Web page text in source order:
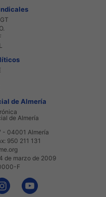
de Almería
de Almería
- 04001 Almería
950 211 131
de marzo de 2009
F